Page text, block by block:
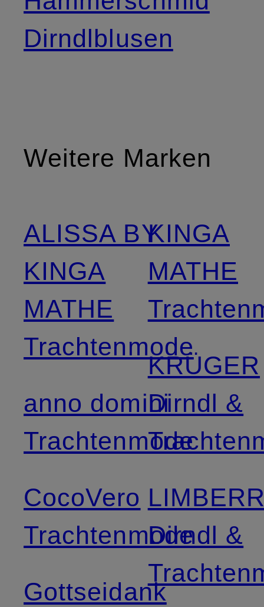
Dirndlblusen
Weitere Marken
ALISSA BY
KINGA
MATHE
Trachtenmode
anno domini
Trachtenmode
CocoVero
Trachtenmode
Gottseidank
KINGA
MATHE
KRÜGER
Dirndl &
Dirndl &